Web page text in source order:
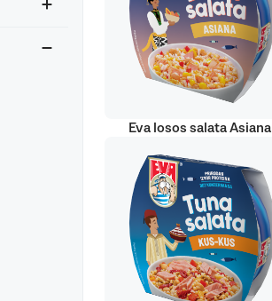
Eva losos salata Asiana